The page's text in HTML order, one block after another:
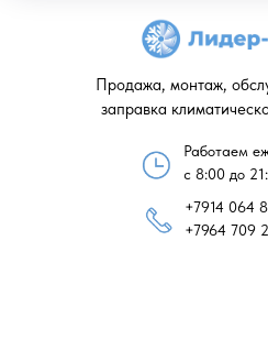
Работаем
с 8:00 до
+7914 064
+7964 709
Продажа, монтаж,
заправка